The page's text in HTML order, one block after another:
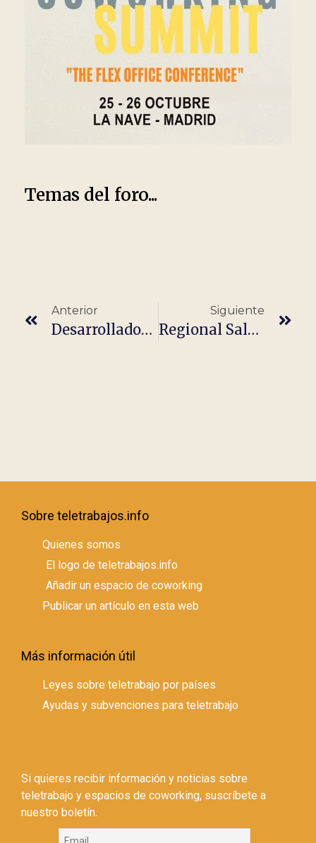
Temas del foro...
Anterior
Desarrollador/a Software PL/SQL | Teletrabajo
Siguiente
Regional Sales Manager
Sobre teletrabajos.info
Quienes somos
El logo de teletrabajos.info
Añadir un espacio de coworking
Publicar un artículo en esta web
Más información útil
Leyes sobre teletrabajo por países
Ayudas y subvenciones para teletrabajo
Si quieres recibir información y noticias sobre
teletrabajo y espacios de coworking, suscríbete a
nuestro boletín.